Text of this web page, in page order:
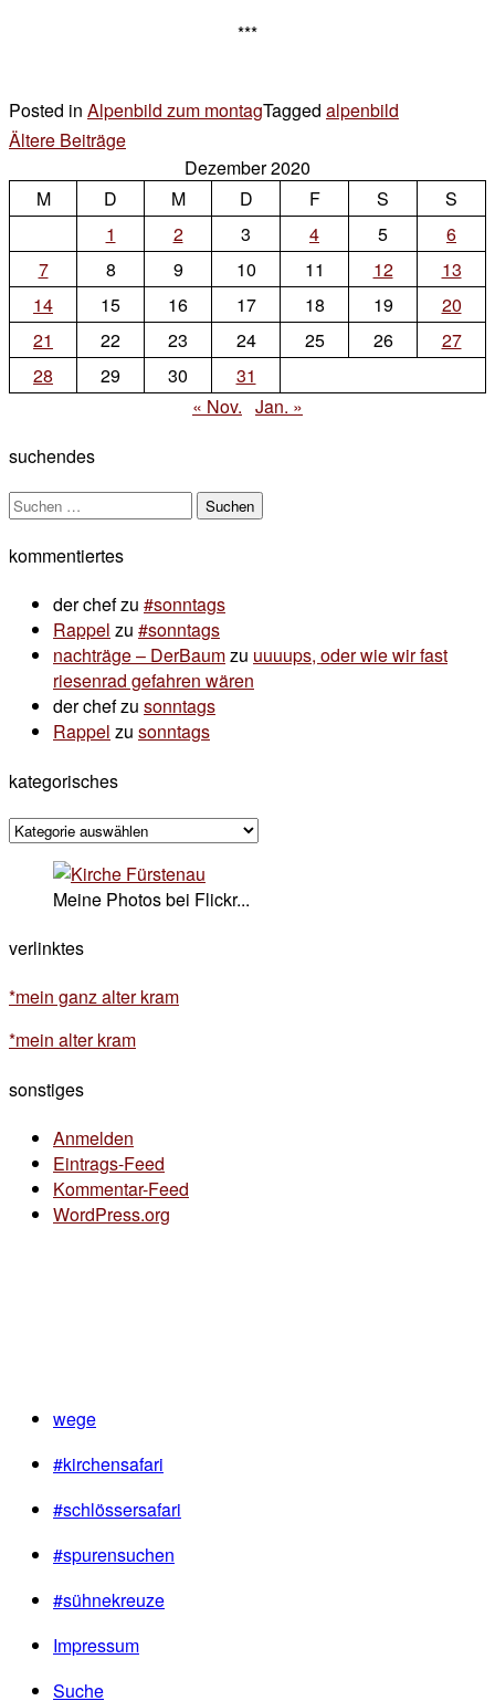
***
Posted in Alpenbild zum montagTagged alpenbild
alpenbild
montag
Beitragsnavigation
Ältere Beiträge
Dezember 2020
M
D M D F S
S
1
2 3 4 5
6
7
8 9 10 11 12
13
14
15 16 17 18 19
20
21
22 23 24 25 26
27
28
29 30
31
« Nov. Jan. »
suchendes
Suchen
kommentiertes
der chefzu #sonntags
Rappel zu #sonntags
nachträge – DerBaumzu uuuups, oder wie wir fast
riesenrad gefahren wären
der chefzu sonntags
Rappel zu sonntags
kategorisches
kategorisches
Meine Photos bei Flickr...
verlinktes
*mein ganz alter kram
*mein alter kram
sonstiges
Anmelden
Eintrags-Feed
Kommentar-Feed
WordPress.org
wege
#kirchensafari
#schlössersafari
#spurensuchen
#sühnekreuze
Impressum
Suche